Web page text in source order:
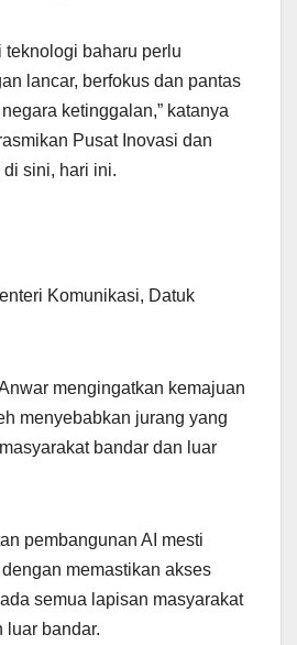
teknologi baharu perlu
lancar, berfokus dan pantas
ketinggalan,” katanya
Pusat Inovasi dan
di sini, hari ini.
Komunikasi, Datuk
mengingatkan kemajuan
menyebabkan jurang yang
bandar dan luar
pembangunan AI mesti
memastikan akses
semua lapisan masyarakat
luar bandar.